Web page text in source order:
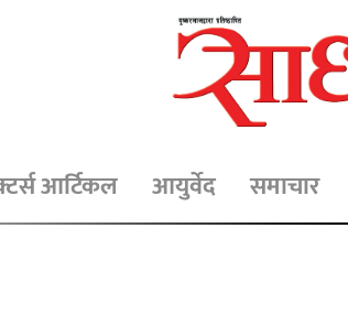
आर्टिकल आयुर्वेद समाचार